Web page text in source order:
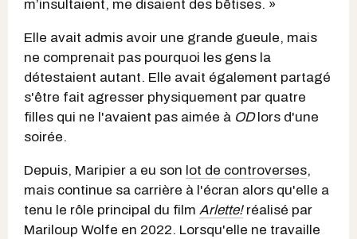
m’insultaient, me disaient des bêtises. »
Elle avait admis avoir une grande gueule, mais
ne comprenait pas pourquoi les gens la
détestaient autant. Elle avait également partagé
s'être fait agresser physiquement par quatre
filles qui ne l'avaient pas aimée à ODlors d'une
soirée.
Depuis, Maripier a eu son lot de controverses,
mais continue sa carrière à l'écran alors qu'elle a
tenu le rôle principal du film Arlette!réalisé par
Mariloup Wolfe en 2022. Lorsqu'elle ne travaille